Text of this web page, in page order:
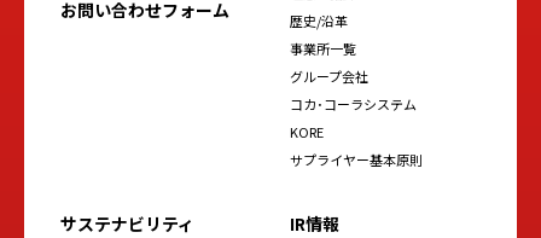
お問い合わせフォーム
歴史/沿革
事業所一覧
グループ会社
コカ･コーラシステム
KORE
サプライヤー基本原則
サステナビリティ IR情報